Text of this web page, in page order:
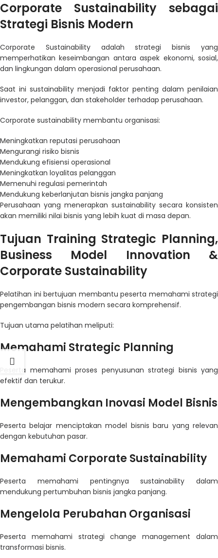
Corporate Sustainability sebagai
Strategi Bisnis Modern
Corporate Sustainability adalah strategi bisnis yang
memperhatikan keseimbangan antara aspek ekonomi, sosial,
dan lingkungan dalam operasional perusahaan.
Saat ini sustainability menjadi faktor penting dalam penilaian
investor, pelanggan, dan stakeholder terhadap perusahaan.
Corporate sustainability membantu organisasi:
Meningkatkan reputasi perusahaan
Mengurangi risiko bisnis
Mendukung efisiensi operasional
Meningkatkan loyalitas pelanggan
Memenuhi regulasi pemerintah
Mendukung keberlanjutan bisnis jangka panjang
Perusahaan yang menerapkan sustainability secara konsisten
akan memiliki nilai bisnis yang lebih kuat di masa depan.
Tujuan Training Strategic Planning,
Business Model Innovation &
Corporate Sustainability
Pelatihan ini bertujuan membantu peserta memahami strategi
pengembangan bisnis modern secara komprehensif.
Tujuan utama pelatihan meliputi:
Memahami Strategic Planning
Peserta memahami proses penyusunan strategi bisnis yang
efektif dan terukur.
Mengembangkan Inovasi Model Bisnis
Peserta belajar menciptakan model bisnis baru yang relevan
dengan kebutuhan pasar.
Memahami Corporate Sustainability
Peserta memahami pentingnya sustainability dalam
mendukung pertumbuhan bisnis jangka panjang.
Mengelola Perubahan Organisasi
Peserta memahami strategi change management dalam
transformasi bisnis.